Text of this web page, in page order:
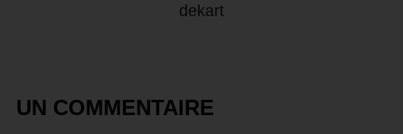
dekart
UN COMMENTAIRE